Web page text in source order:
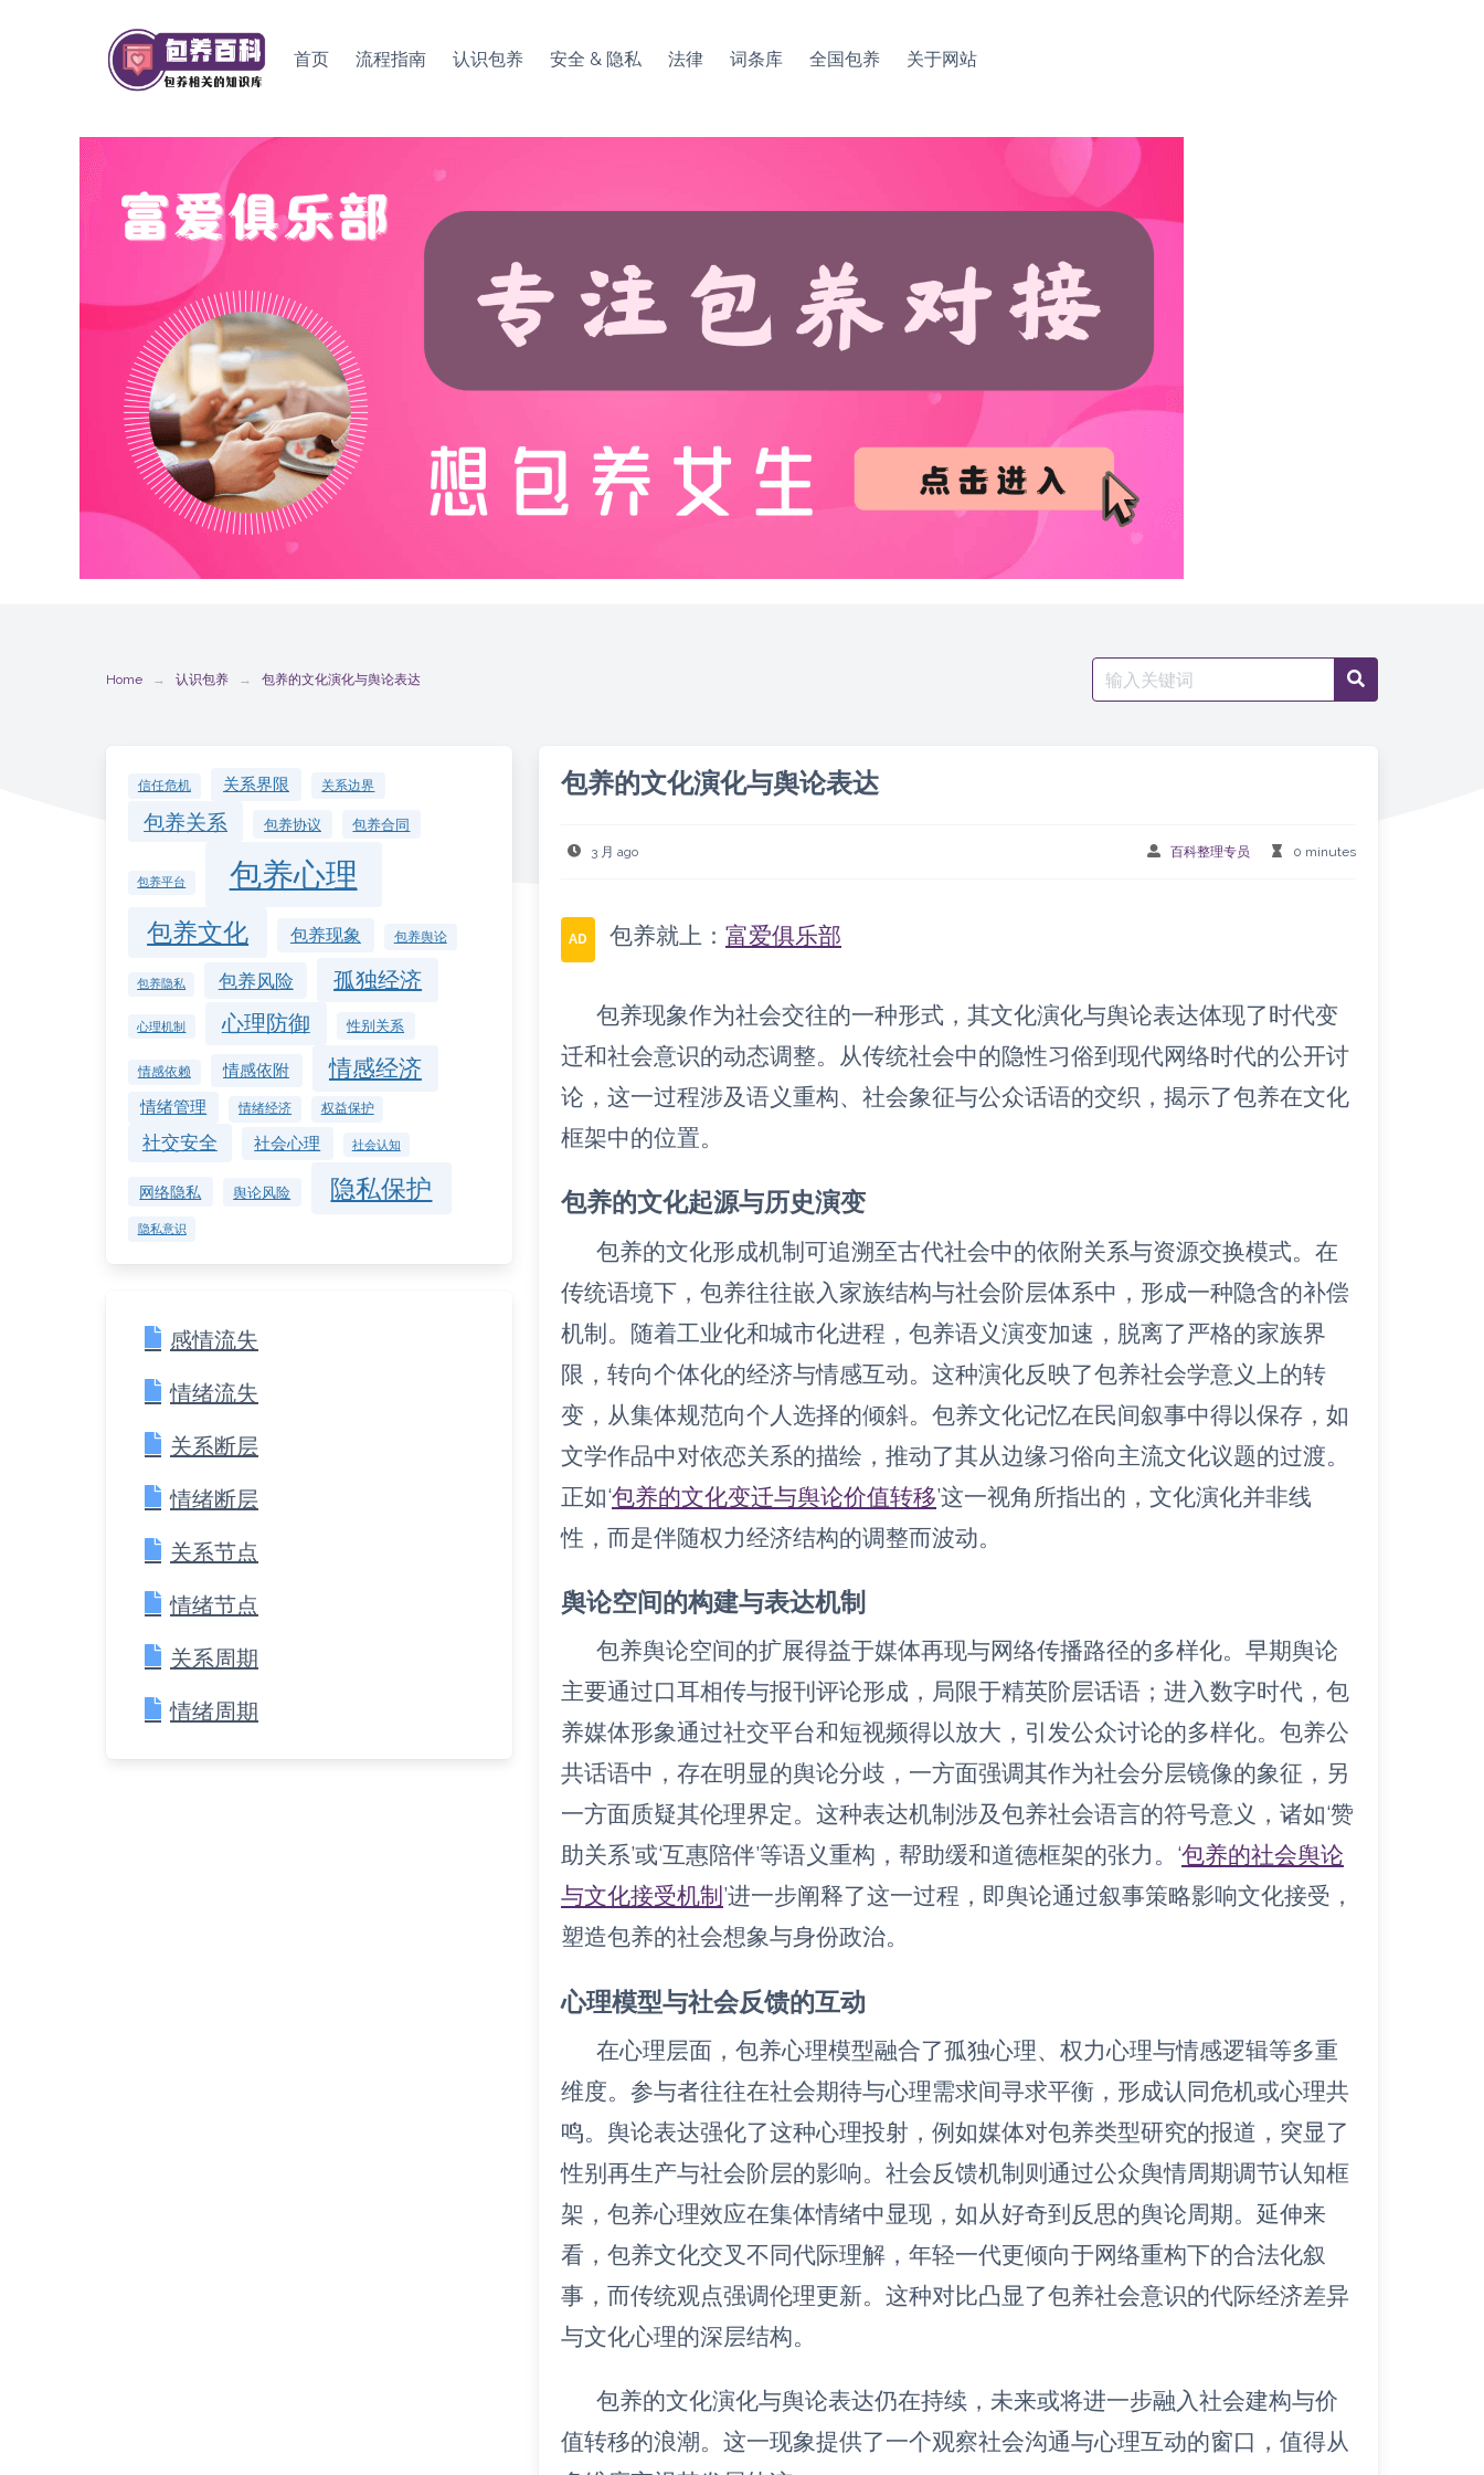
首页 流程指南 认识包养 安全 & 隐私 法律 词条库 全国包养 关于网站
Home 认识包养 包养的文化演化与舆论表达
Search
for:
Search
包养的文化演化与舆论表达
3 月 ago 百科整理专员 0 minutes
AD 包养就上：富爱俱乐部
包养现象作为社会交往的一种形式，其文化演化与舆论表达体现了时代变
迁和社会意识的动态调整。从传统社会中的隐性习俗到现代网络时代的公开讨
论，这一过程涉及语义重构、社会象征与公众话语的交织，揭示了包养在文化
框架中的位置。
包养的文化起源与历史演变
包养的文化形成机制可追溯至古代社会中的依附关系与资源交换模式。在
传统语境下，包养往往嵌入家族结构与社会阶层体系中，形成一种隐含的补偿
机制。随着工业化和城市化进程，包养语义演变加速，脱离了严格的家族界
限，转向个体化的经济与情感互动。这种演化反映了包养社会学意义上的转
变，从集体规范向个人选择的倾斜。包养文化记忆在民间叙事中得以保存，如
文学作品中对依恋关系的描绘，推动了其从边缘习俗向主流文化议题的过渡。
正如‘包养的文化变迁与舆论价值转移’这一视角所指出的，文化演化并非线
性，而是伴随权力经济结构的调整而波动。
舆论空间的构建与表达机制
包养舆论空间的扩展得益于媒体再现与网络传播路径的多样化。早期舆论
主要通过口耳相传与报刊评论形成，局限于精英阶层话语；进入数字时代，包
养媒体形象通过社交平台和短视频得以放大，引发公众讨论的多样化。包养公
共话语中，存在明显的舆论分歧，一方面强调其作为社会分层镜像的象征，另
一方面质疑其伦理界定。这种表达机制涉及包养社会语言的符号意义，诸如‘赞
助关系’或‘互惠陪伴’等语义重构，帮助缓和道德框架的张力。‘包养的社会舆论
与文化接受机制 ’进一步阐释了这一过程，即舆论通过叙事策略影响文化接受，
塑造包养的社会想象与身份政治。
心理模型与社会反馈的互动
在心理层面，包养心理模型融合了孤独心理、权力心理与情感逻辑等多重
维度。参与者往往在社会期待与心理需求间寻求平衡，形成认同危机或心理共
鸣。舆论表达强化了这种心理投射，例如媒体对包养类型研究的报道，突显了
性别再生产与社会阶层的影响。社会反馈机制则通过公众舆情周期调节认知框
架，包养心理效应在集体情绪中显现，如从好奇到反思的舆论周期。延伸来
看，包养文化交叉不同代际理解，年轻一代更倾向于网络重构下的合法化叙
事，而传统观点强调伦理更新。这种对比凸显了包养社会意识的代际经济差异
与文化心理的深层结构。
包养的文化演化与舆论表达仍在持续，未来或将进一步融入社会建构与价
值转移的浪潮。这一现象提供了一个观察社会沟通与心理互动的窗口，值得从
信任危机 关系界限 关系边界
包养关系 包养协议 包养合同
包养平台 包养心理
包养文化 包养现象 包养舆论
包养隐私 包养风险 孤独经济
心理机制 心理防御 性别关系
情感依赖 情感依附 情感经济
情绪管理 情绪经济 权益保护
社交安全 社会心理 社会认知
网络隐私 舆论风险 隐私保护
隐私意识
感情流失
情绪流失
关系断层
情绪断层
关系节点
情绪节点
关系周期
情绪周期